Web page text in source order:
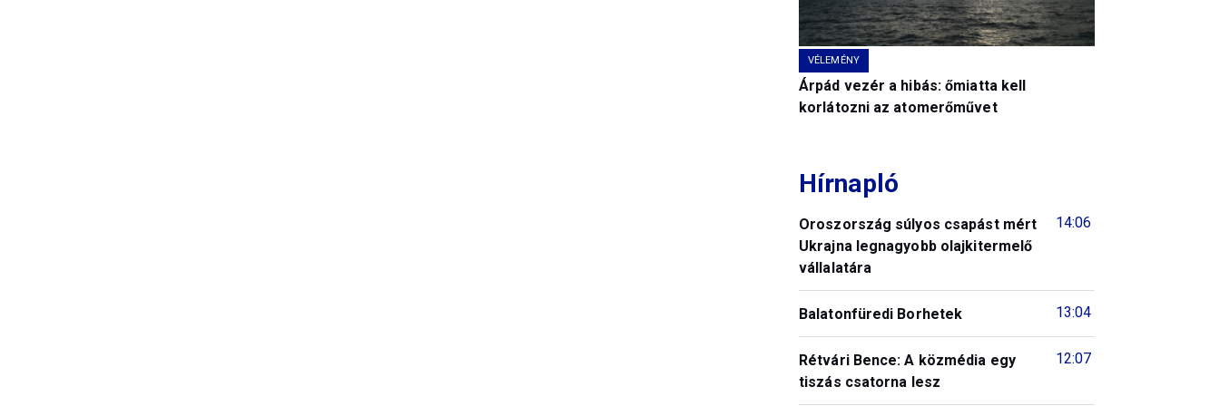
VÉLEMÉNY
Árpád vezér a hibás: őmiatta kell
korlátozni az atomerőművet
Hírnapló
14:06
Oroszország súlyos csapást mért
Ukrajna legnagyobb olajkitermelő
vállalatára
13:04
Balatonfüredi Borhetek
12:07
Rétvári Bence: A közmédia egy
tiszás csatorna lesz